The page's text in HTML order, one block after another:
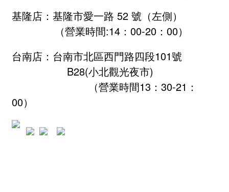
基隆店：基隆市愛一路 52 號（左側）
（營業時間:14：00-20：00）
台南店：台南市北區西門路四段101號
B28(小北觀光夜市)
（營業時間13：30-21：
00）